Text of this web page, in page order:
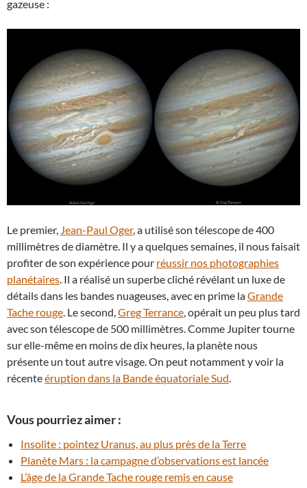
gazeuse :
Le premier, Jean-Paul Oger, a utilisé son télescope de 400
millimètres de diamètre. Il y a quelques semaines, il nous faisait
profiter de son expérience pour réussir nos photographies
planétaires . Il a réalisé un superbe cliché révélant un luxe de
détails dans les bandes nuageuses, avec en prime laGrande
Tache rouge . Le second, Greg Terrance , opérait un peu plus tard
avec son télescope de 500 millimètres. Comme Jupiter tourne
sur elle-même en moins de dix heures, la planète nous
présente un tout autre visage. On peut notamment y voir la
récenteéruption dans la Bande équatoriale Sud
Vous pourriez aimer :
Insolite : pointez Uranus, au plus près de la Terre
Planète Mars : la campagne d’observations est lancée
L’âge de la Grande Tache rouge remis en cause